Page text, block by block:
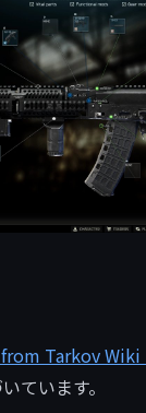
from Tarkov
ています。